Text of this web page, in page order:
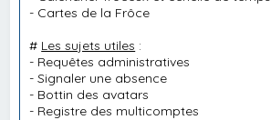
- Cartes de la Frôce
# Les sujets utiles :
- Requêtes administratives
-Signaler une absence
- Bottin des avatars
- Registre des multicomptes